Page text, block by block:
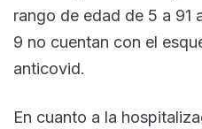
rango de edad de 5 a 91
9 no cuentan con el
anticovid.
En cuanto a la